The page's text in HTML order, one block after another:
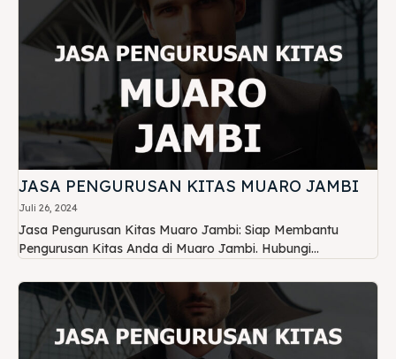
JASA PENGURUSAN KITAS MUARO JAMBI
Juli 26, 2024
Jasa Pengurusan Kitas Muaro Jambi: Siap Membantu
Pengurusan Kitas Anda di Muaro Jambi. Hubungi...